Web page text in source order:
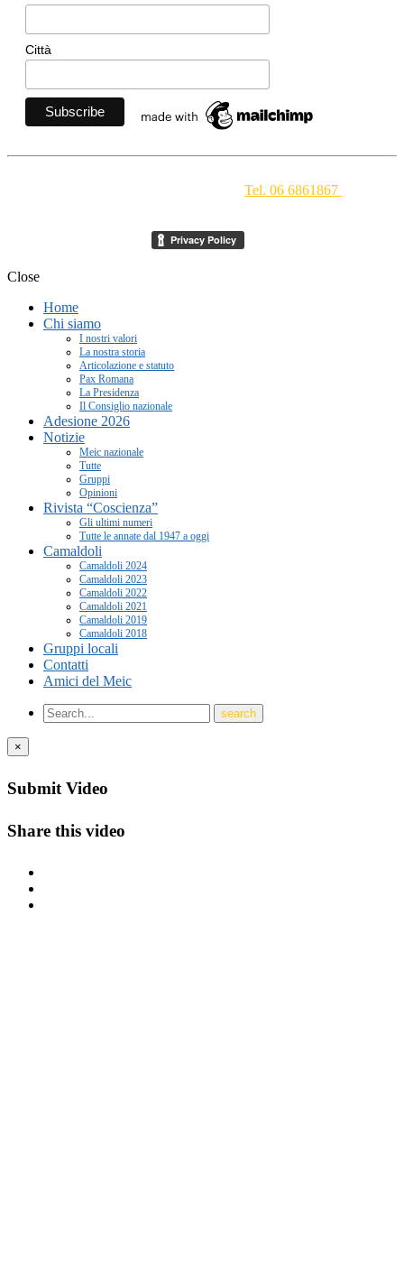
Città
Tel. 06 6861867
Close
Home
Chi siamo
I nostri valori
La nostra storia
Articolazione e statuto
Pax Romana
La Presidenza
Il Consiglio nazionale
Adesione 2026
Notizie
Meic nazionale
Tutte
Gruppi
Opinioni
Rivista “Coscienza”
Gli ultimi numeri
Tutte le annate dal 1947 a oggi
Camaldoli
Camaldoli 2024
Camaldoli 2023
Camaldoli 2022
Camaldoli 2021
Camaldoli 2019
Camaldoli 2018
Gruppi locali
Contatti
Amici del Meic
×
Submit Video
Share this video